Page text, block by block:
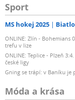
Sport
MS hokej 2025
ONLINE: Zlín - Bohemians
trefu v lize
ONLINE: Teplice - Plzeň
české ligy
Gning se trápí: v Baníku je
Móda a krása